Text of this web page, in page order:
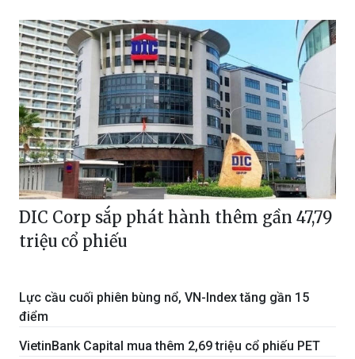
DIC Corp sắp phát hành thêm gần 47,79
triệu cổ phiếu
Lực cầu cuối phiên bùng nổ, VN-Index tăng gần 15
điểm
VietinBank Capital mua thêm 2,69 triệu cổ phiếu PET